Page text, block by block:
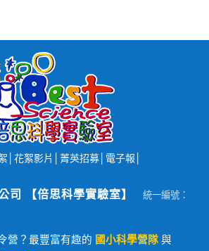
花絮影片 菁英招募│ 電子報
司 【倍思科學實驗室】
統一編號：
營？最豐富有趣的 國小科學營隊 與